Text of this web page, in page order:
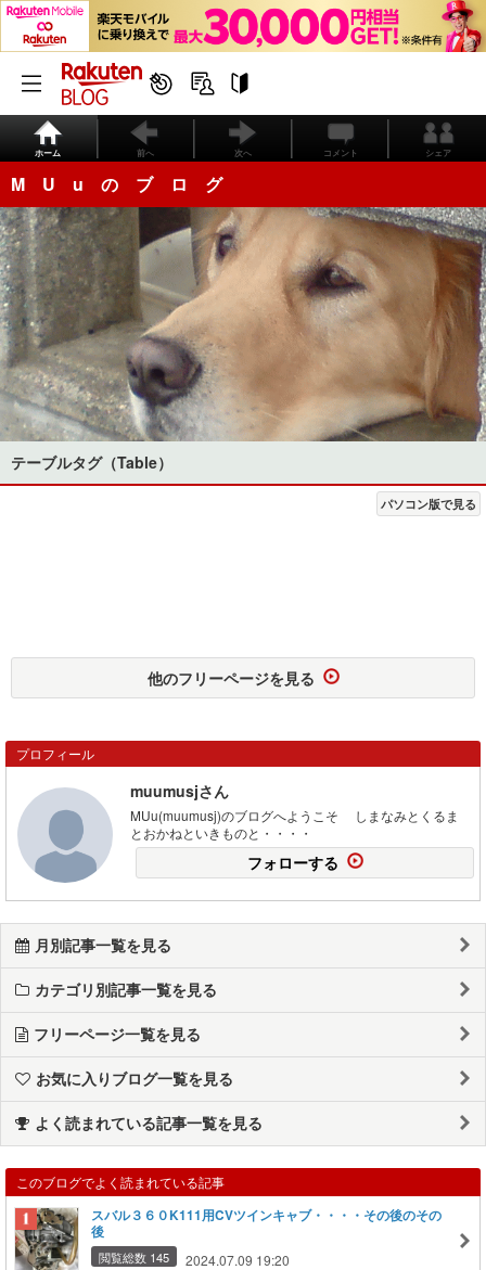
ホーム 前へ 次へ コメント シェア
M U u の ブ ロ グ
テーブルタグ（Table）
パソコン版で見る
他のフリーページを見る
プロフィール
muumusjさん
MUu(muumusj)のブログへようこそ しまなみとくるま
とおかねといきものと・・・・
フォローする
月別記事一覧を見る
カテゴリ別記事一覧を見る
フリーページ一覧を見る
お気に入りブログ一覧を見る
よく読まれている記事一覧を見る
このブログでよく読まれている記事
スバル３６０K111用CVツインキャブ・・・・その後のその
後
閲覧総数 145 2024.07.09 19:20